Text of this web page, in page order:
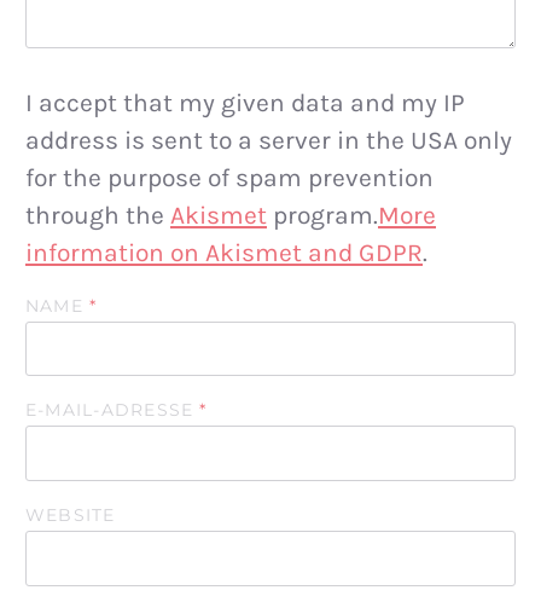
I accept that my given data and my IP
address is sent to a server in the USA only
for the purpose of spam prevention
through the Akismet program.More
information on Akismet and GDPR.
NAME*
E-MAIL-ADRESSE*
WEBSITE